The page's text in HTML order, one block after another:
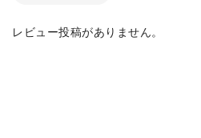
レビュー投稿がありません。